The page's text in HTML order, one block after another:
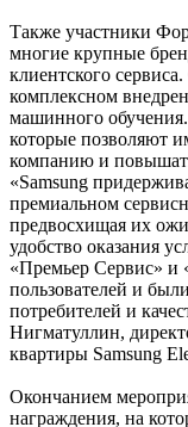
Также участники
многие крупные
клиентского
комплексном
машинного
которые позволяют
компанию и
«Samsung
премиальном
предвосхищая их
удобство оказания
«Премьер Сервис» и
пользователей и
потребителей и
Нигматуллин,
квартиры Samsung
Окончанием
награждения, на